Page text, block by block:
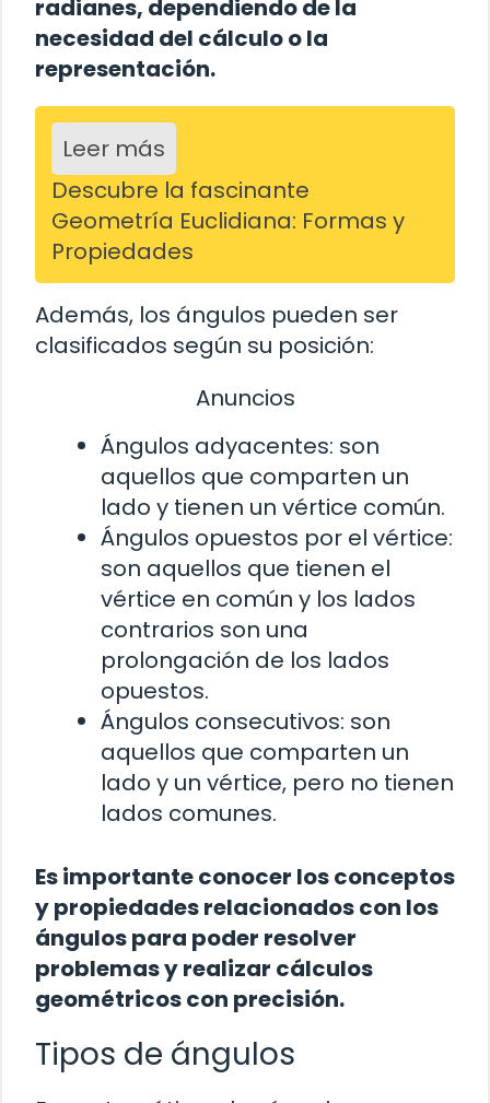
radianes, dependiendo de la
necesidad del cálculo o la
representación.
Leer más
Descubre la fascinante
Geometría Euclidiana: Formas y
Propiedades
Además, los ángulos pueden ser
clasificados según su posición:
Anuncios
Ángulos adyacentes: son
aquellos que comparten un
lado y tienen un vértice común.
Ángulos opuestos por el vértice:
son aquellos que tienen el
vértice en común y los lados
contrarios son una
prolongación de los lados
opuestos.
Ángulos consecutivos: son
aquellos que comparten un
lado y un vértice, pero no tienen
lados comunes.
Es importante conocer los conceptos
y propiedades relacionados con los
ángulos para poder resolver
problemas y realizar cálculos
geométricos con precisión.
Tipos de ángulos